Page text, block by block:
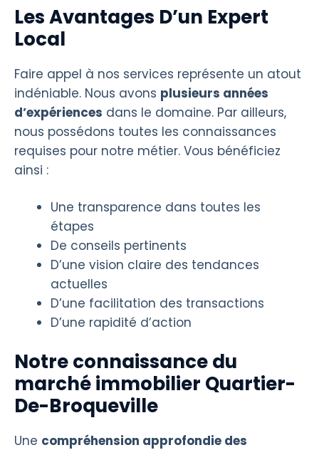
Les Avantages D’un Expert
Local
Faire appel à nos services représente un atout
indéniable. Nous avons plusieurs années
d’expériences dans le domaine. Par ailleurs,
nous possédons toutes les connaissances
requises pour notre métier. Vous bénéficiez
ainsi :
Une transparence dans toutes les
étapes
De conseils pertinents
D’une vision claire des tendances
actuelles
D’une facilitation des transactions
D’une rapidité d’action
Notre connaissance du
marché immobilier Quartier-
De-Broqueville
Une compréhension approfondie des